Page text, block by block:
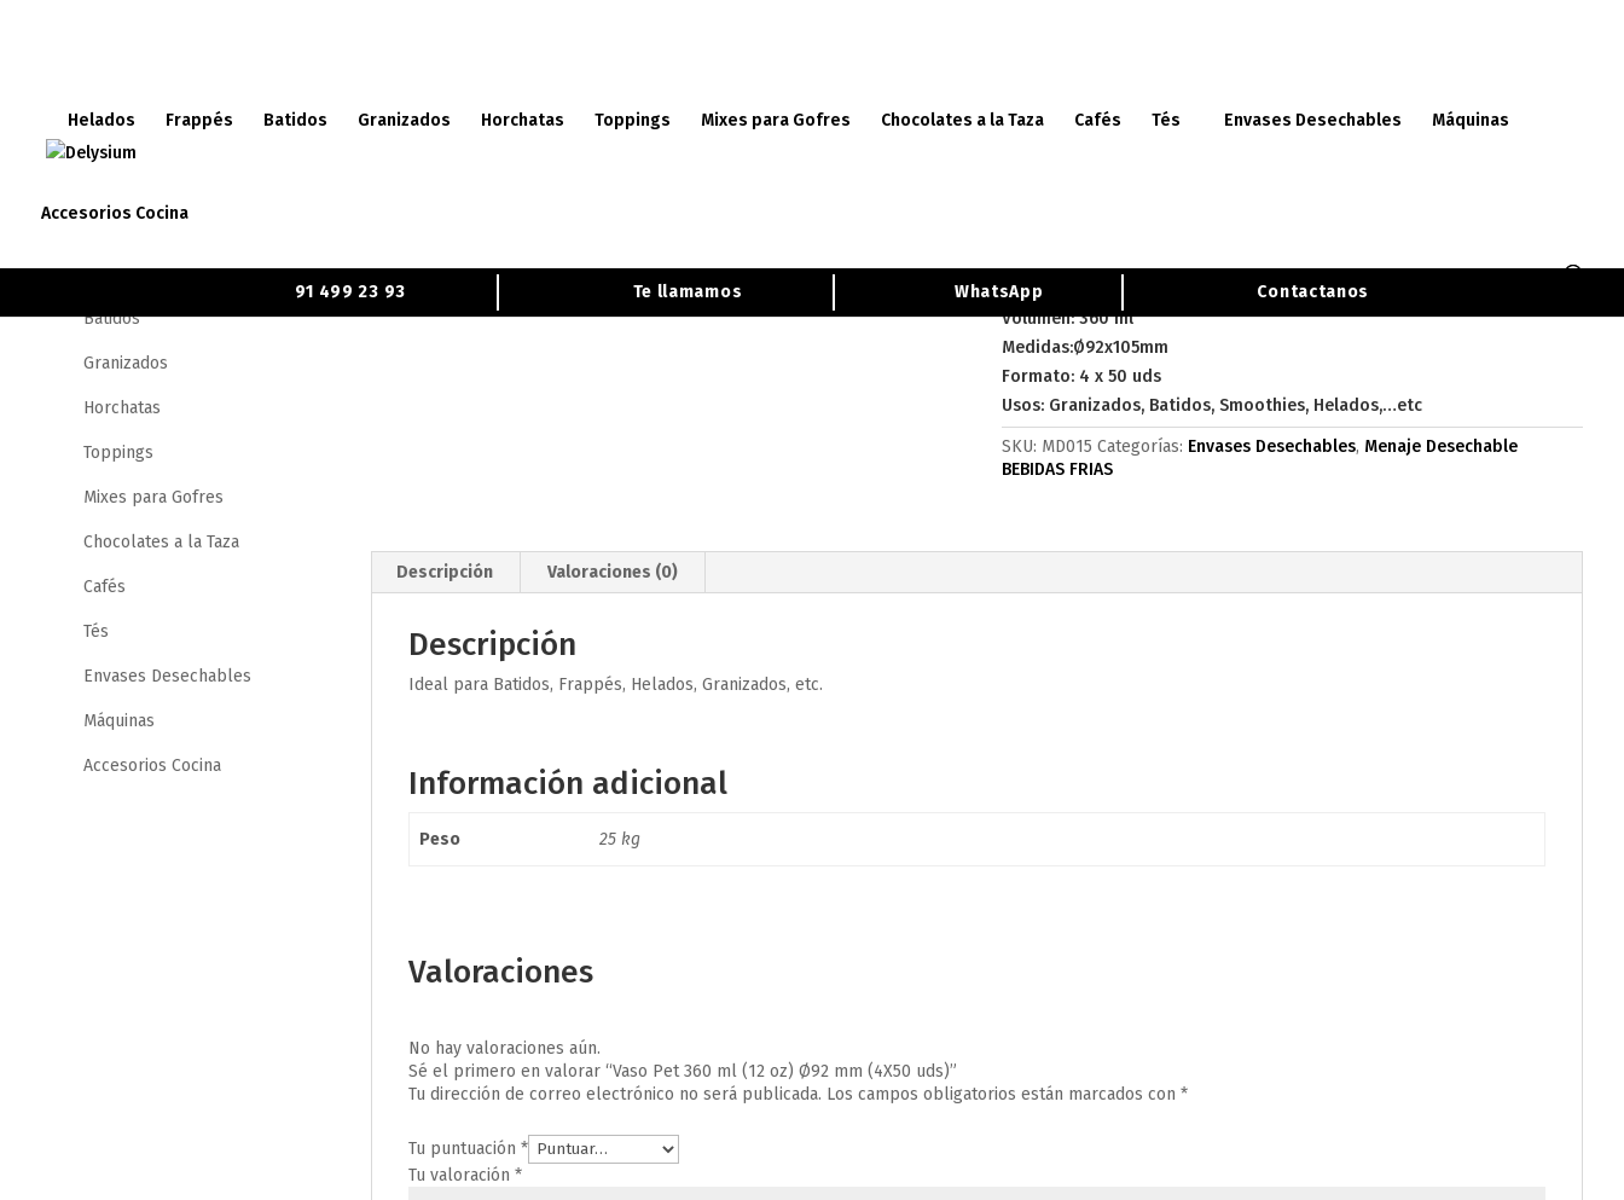
Helados Frappés Batidos Granizados Horchatas Toppings Mixes para Gofres Chocolates a la Taza Cafés Tés Envases Desechables Máquinas
Accesorios Cocina
91 499 23 93 Te llamamos WhatsApp Contactanos
X Cerrar
(4X50 uds)
Volumen: 360 ml
Medidas:Ø92x105mm
Formato: 4 x 50 uds
Usos: Granizados, Batidos, Smoothies, Helados,…etc
SKU: MD015 Categorías: Envases Desechables, Menaje Desechable
BEBIDAS FRIAS
Descripción Valoraciones (0)
Descripción
Ideal para Batidos, Frappés, Helados, Granizados, etc.
Información adicional
Peso 25 kg
Valoraciones
No hay valoraciones aún.
Sé el primero en valorar “Vaso Pet 360 ml (12 oz) Ø92 mm (4X50 uds)”
Tu dirección de correo electrónico no será publicada. Los campos obligatorios están marcados con *
Tu puntuación *
Tu valoración *
Frappés
Batidos
Granizados
Horchatas
Toppings
Mixes para Gofres
Chocolates a la Taza
Cafés
Tés
Envases Desechables
Máquinas
Accesorios Cocina